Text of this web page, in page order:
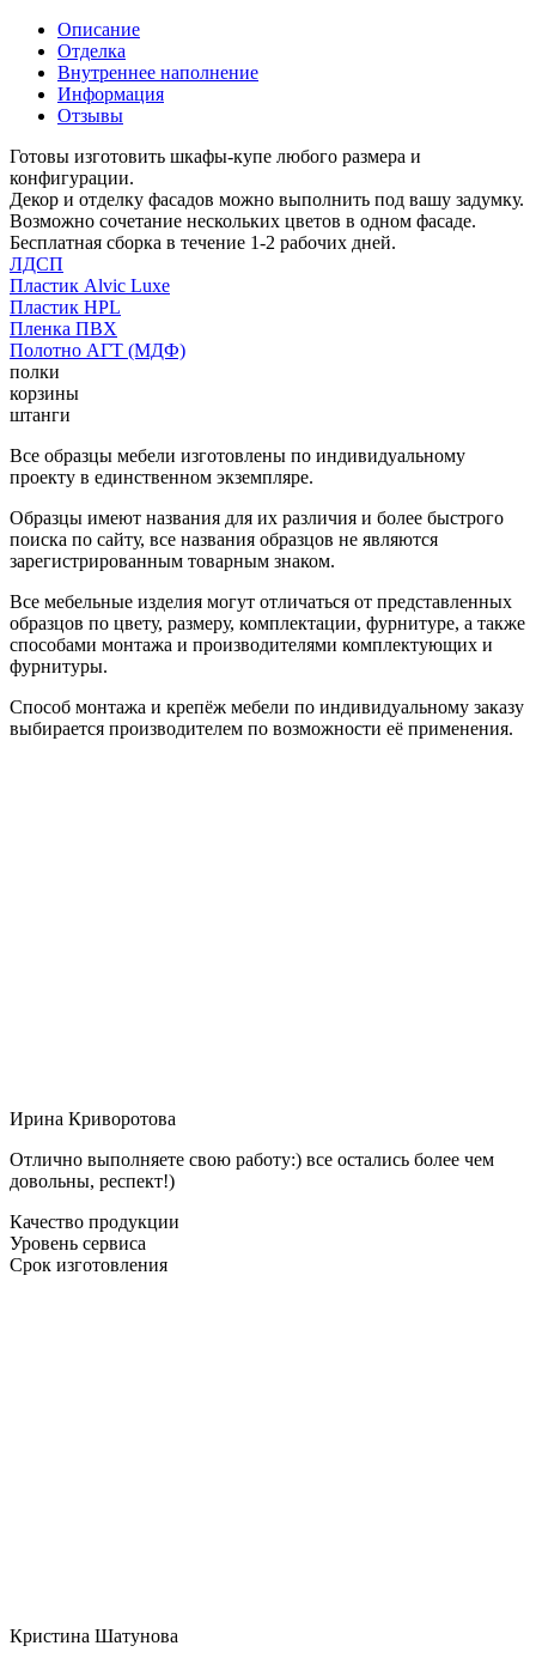
Описание
Отделка
Внутреннее наполнение
Информация
Отзывы
Готовы изготовить шкафы-купе любого размера и
конфигурации.
Декор и отделку фасадов можно выполнить под вашу задумку.
Возможно сочетание нескольких цветов в одном фасаде.
Бесплатная сборка в течение 1-2 рабочих дней.
ЛДСП
Пластик Alvic Luxe
Пластик HPL
Пленка ПВХ
Полотно АГТ (МДФ)
полки
корзины
штанги
Все образцы мебели изготовлены по индивидуальному
проекту в единственном экземпляре.
Образцы имеют названия для их различия и более быстрого
поиска по сайту, все названия образцов не являются
зарегистрированным товарным знаком.
Все мебельные изделия могут отличаться от представленных
образцов по цвету, размеру, комплектации, фурнитуре, а также
способами монтажа и производителями комплектующих и
фурнитуры.
Способ монтажа и крепёж мебели по индивидуальному заказу
выбирается производителем по возможности её применения.
Ирина Криворотова
Отлично выполняете свою работу:) все остались более чем
довольны, респект!)
Качество продукции
Уровень сервиса
Срок изготовления
Кристина Шатунова